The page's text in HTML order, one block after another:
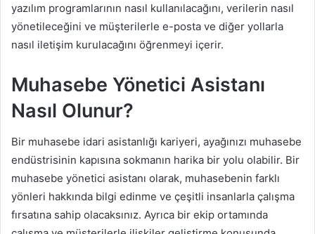
yazılım programlarının nasıl kullanılacağını, verilerin nasıl
yönetileceğini ve müşterilerle e-posta ve diğer yollarla
nasıl iletişim kurulacağını öğrenmeyi içerir.
Muhasebe Yönetici Asistanı
Nasıl Olunur?
Bir muhasebe idari asistanlığı kariyeri, ayağınızı muhasebe
endüstrisinin kapısına sokmanın harika bir yolu olabilir. Bir
muhasebe yönetici asistanı olarak, muhasebenin farklı
yönleri hakkında bilgi edinme ve çeşitli insanlarla çalışma
fırsatına sahip olacaksınız. Ayrıca bir ekip ortamında